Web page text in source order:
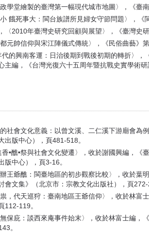
學堂繪製的臺灣第一幅現代城市地圖〉，《臺
餓死事大：閩台族譜所見婦女守節問題〉，《
〈2010年臺灣史研究回顧與展望〉，《臺灣史
元帥信仰與宋江陣儀式傳統〉，《民俗曲藝》
的興南客運：日治後期到戰後初期的轉折〉，
主編，《台灣光復六十五周年暨抗戰史實學術
社會文化意義：以曾文溪、二仁溪下游廟會為
出版中心），頁481-518。
•醮•祭與社會文化變遷〉，收於謝國興編，《
版中心），頁3-16。
王爺醮：閩臺地區的初步觀察比較〉，收於葉
會文集》（北京市：宗教文化出版社），頁272-
，代天巡狩：臺南地區王爺信仰〉，收於林富
112-119。
保庇：談西來庵事件始末〉，收於林富士編，
。